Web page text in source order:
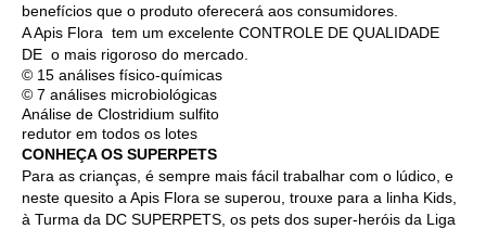
benefícios que o produto oferecerá aos consumidores.
A Apis Flora tem um excelente CONTROLE DE QUALIDADE
DE o mais rigoroso do mercado.
© 15 análises físico-químicas
© 7 análises microbiológicas
Análise de Clostridium sulfito
redutor em todos os lotes
CONHEÇA OS SUPERPETS
Para as crianças, é sempre mais fácil trabalhar com o lúdico, e
neste quesito a Apis Flora se superou, trouxe para a linha Kids,
à Turma da DC SUPERPETS, os pets dos super-heróis da Liga